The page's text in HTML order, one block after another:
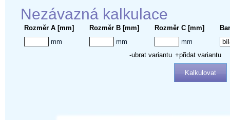
Nezávazná kalkulace
Rozměr A [mm] Rozměr B [mm] Rozměr C [mm]
mm
mm mm